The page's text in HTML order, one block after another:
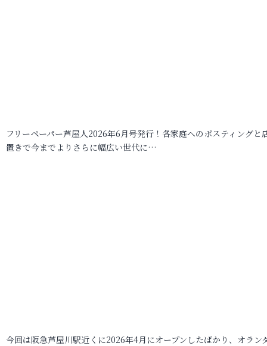
フリーペーパー芦屋人2026年6月号発行！各家庭へのポスティングと
置きで今までよりさらに幅広い世代に…
今回は阪急芦屋川駅近くに2026年4月にオープンしたばかり、オラン